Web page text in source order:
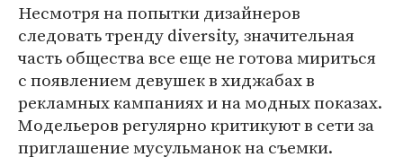
Несмотря на попытки дизайнеров
следовать тренду diversity, значительная
часть общества все еще не готова мириться
с появлением девушек в хиджабах в
рекламных кампаниях и на модных показах.
Модельеров регулярно критикуют в сети за
приглашение мусульманок на съемки.